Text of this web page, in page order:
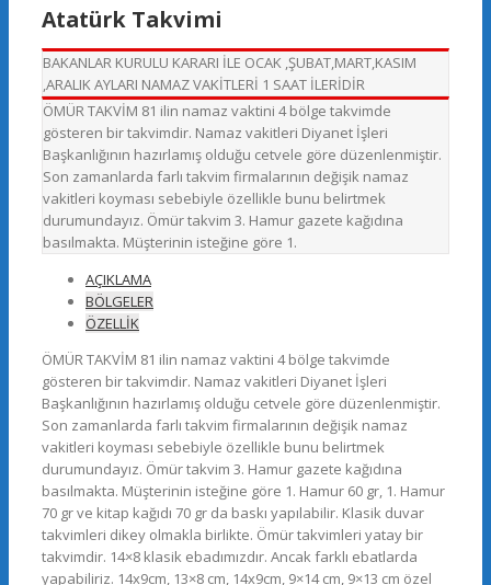
Atatürk Takvimi
BAKANLAR KURULU KARARI İLE OCAK ,ŞUBAT,MART,KASIM
,ARALIK AYLARI NAMAZ VAKİTLERİ 1 SAAT İLERİDİR
ÖMÜR TAKVİM 81 ilin namaz vaktini 4 bölge takvimde
gösteren bir takvimdir. Namaz vakitleri Diyanet İşleri
Başkanlığının hazırlamış olduğu cetvele göre düzenlenmiştir.
Son zamanlarda farlı takvim firmalarının değişik namaz
vakitleri koyması sebebiyle özellikle bunu belirtmek
durumundayız. Ömür takvim 3. Hamur gazete kağıdına
basılmakta. Müşterinin isteğine göre 1.
AÇIKLAMA
BÖLGELER
ÖZELLİK
ÖMÜR TAKVİM 81 ilin namaz vaktini 4 bölge takvimde
gösteren bir takvimdir. Namaz vakitleri Diyanet İşleri
Başkanlığının hazırlamış olduğu cetvele göre düzenlenmiştir.
Son zamanlarda farlı takvim firmalarının değişik namaz
vakitleri koyması sebebiyle özellikle bunu belirtmek
durumundayız. Ömür takvim 3. Hamur gazete kağıdına
basılmakta. Müşterinin isteğine göre 1. Hamur 60 gr, 1. Hamur
70 gr ve kitap kağıdı 70 gr da baskı yapılabilir. Klasik duvar
takvimleri dikey olmakla birlikte. Ömür takvimleri yatay bir
takvimdir. 14×8 klasik ebadımızdır. Ancak farklı ebatlarda
yapabiliriz. 14x9cm, 13×8 cm, 14x9cm, 9×14 cm, 9×13 cm özel